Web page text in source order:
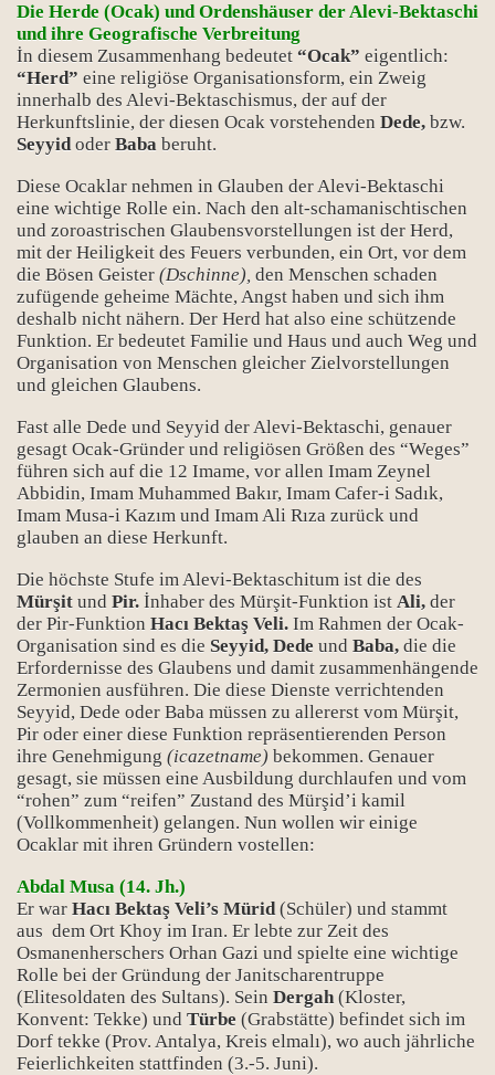
Die Herde (Ocak) und Ordenshäuser der Alevi-Bektaschi
und ihre Geografische Verbreitung
İn diesem Zusammenhang bedeutet “Ocak” eigentlich:
“Herd” eine religiöse Organisationsform, ein Zweig
innerhalb des Alevi-Bektaschismus, der auf der
Herkunftslinie, der diesen Ocak vorstehenden Dede, bzw.
Seyyidoder Baba beruht.
Diese Ocaklar nehmen in Glauben der Alevi-Bektaschi
eine wichtige Rolle ein. Nach den alt-schamanischtischen
und zoroastrischen Glaubensvorstellungen ist der Herd,
mit der Heiligkeit des Feuers verbunden, ein Ort, vor dem
die Bösen Geister (Dschinne), den Menschen schaden
zufügende geheime Mächte, Angst haben und sich ihm
deshalb nicht nähern. Der Herd hat also eine schützende
Funktion. Er bedeutet Familie und Haus und auch Weg und
Organisation von Menschen gleicher Zielvorstellungen
und gleichen Glaubens.
Fast alle Dede und Seyyid der Alevi-Bektaschi, genauer
gesagt Ocak-Gründer und religiösen Größen des “Weges”
führen sich auf die 12 Imame, vor allen Imam Zeynel
Abbidin, Imam Muhammed Bakır, Imam Cafer-i Sadık,
Imam Musa-i Kazım und Imam Ali Rıza zurück und
glauben an diese Herkunft.
Die höchste Stufe im Alevi-Bektaschitum ist die des
Mürşit und Pir. İnhaber des Mürşit-Funktion ist Ali, der
der Pir-Funktion Hacı Bektaş Veli. Im Rahmen der Ocak-
Organisation sind es die Seyyid, Dede und Baba, die die
Erfordernisse des Glaubens und damit zusammenhängende
Zermonien ausführen. Die diese Dienste verrichtenden
Seyyid, Dede oder Baba müssen zu allererst vom Mürşit,
Pir oder einer diese Funktion repräsentierenden Person
ihre Genehmigung (icazetname) bekommen. Genauer
gesagt, sie müssen eine Ausbildung durchlaufen und vom
“rohen” zum “reifen” Zustand des Mürşid’i kamil
(Vollkommenheit) gelangen. Nun wollen wir einige
Ocaklar mit ihren Gründern vostellen:
Abdal Musa (14. Jh.)
Er war Hacı Bektaş Veli’s Mürid(Schüler) und stammt
aus dem Ort Khoy im Iran. Er lebte zur Zeit des
Osmanenherschers Orhan Gazi und spielte eine wichtige
Rolle bei der Gründung der Janitscharentruppe
(Elitesoldaten des Sultans). Sein Dergah (Kloster,
Konvent: Tekke) und Türbe (Grabstätte) befindet sich im
Dorf tekke (Prov. Antalya, Kreis elmalı), wo auch jährliche
Feierlichkeiten stattfinden (3.-5. Juni).